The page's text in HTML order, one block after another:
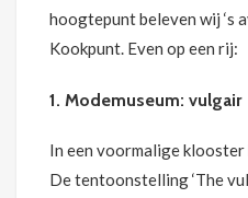
hoogtepunt beleven wij ‘s
Kookpunt. Even op een rij:
1. Modemuseum: vulgair
In een voormalige klooster
De tentoonstelling ‘The